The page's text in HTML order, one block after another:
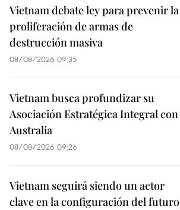
Vietnam debate ley para prevenir la
proliferación de armas de
destrucción masiva
08/08/2026 09:35
Vietnam busca profundizar su
Asociación Estratégica Integral con
Australia
08/08/2026 09:26
Vietnam seguirá siendo un actor
clave en la configuración del futuro